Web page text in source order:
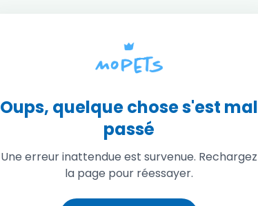
Oups, quelque chose s'est mal
passé
Une erreur inattendue est survenue. Rechargez
la page pour réessayer.